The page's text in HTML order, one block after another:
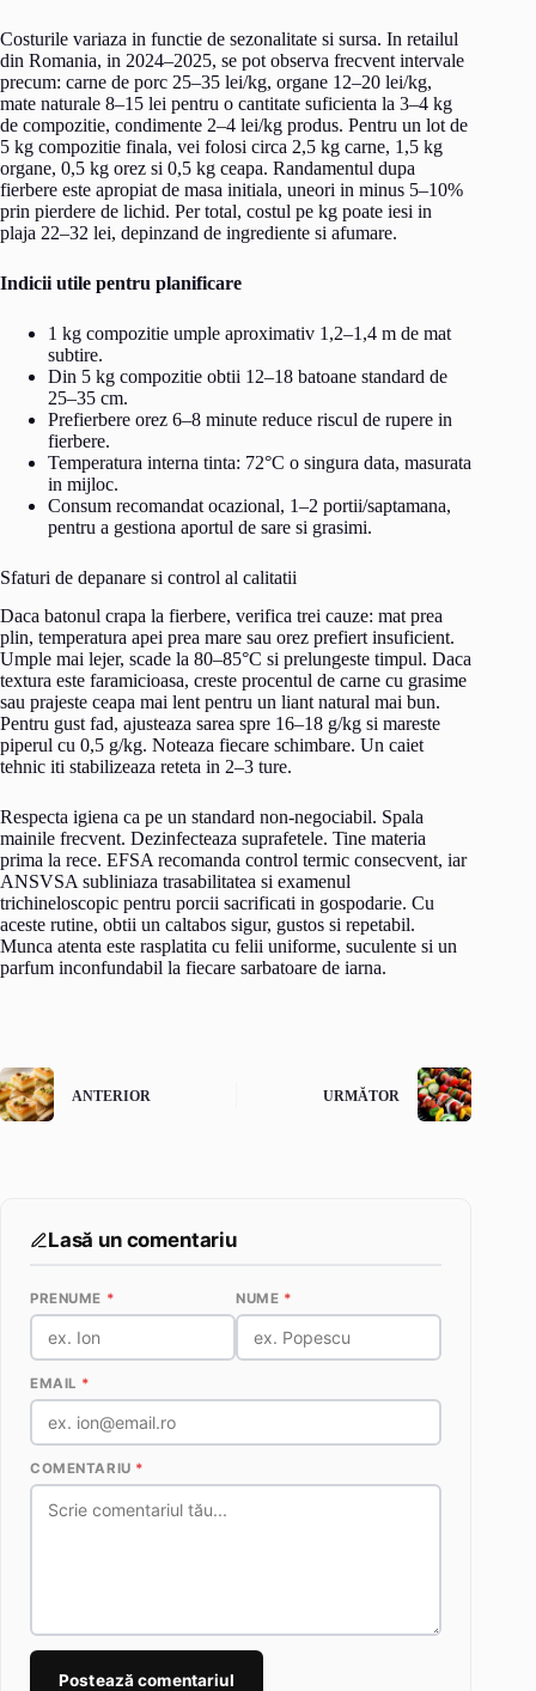
Costurile variaza in functie de sezonalitate si sursa. In retailul
din Romania, in 2024–2025, se pot observa frecvent intervale
precum: carne de porc 25–35 lei/kg, organe 12–20 lei/kg,
mate naturale 8–15 lei pentru o cantitate suficienta la 3–4 kg
de compozitie, condimente 2–4 lei/kg produs. Pentru un lot de
5 kg compozitie finala, vei folosi circa 2,5 kg carne, 1,5 kg
organe, 0,5 kg orez si 0,5 kg ceapa. Randamentul dupa
fierbere este apropiat de masa initiala, uneori in minus 5–10%
prin pierdere de lichid. Per total, costul pe kg poate iesi in
plaja 22–32 lei, depinzand de ingrediente si afumare.
Indicii utile pentru planificare
1 kg compozitie umple aproximativ 1,2–1,4 m de mat
subtire.
Din 5 kg compozitie obtii 12–18 batoane standard de
25–35 cm.
Prefierbere orez 6–8 minute reduce riscul de rupere in
fierbere.
Temperatura interna tinta: 72°C o singura data, masurata
in mijloc.
Consum recomandat ocazional, 1–2 portii/saptamana,
pentru a gestiona aportul de sare si grasimi.
Sfaturi de depanare si control al calitatii
Daca batonul crapa la fierbere, verifica trei cauze: mat prea
plin, temperatura apei prea mare sau orez prefiert insuficient.
Umple mai lejer, scade la 80–85°C si prelungeste timpul. Daca
textura este faramicioasa, creste procentul de carne cu grasime
sau prajeste ceapa mai lent pentru un liant natural mai bun.
Pentru gust fad, ajusteaza sarea spre 16–18 g/kg si mareste
piperul cu 0,5 g/kg. Noteaza fiecare schimbare. Un caiet
tehnic iti stabilizeaza reteta in 2–3 ture.
Respecta igiena ca pe un standard non-negociabil. Spala
mainile frecvent. Dezinfecteaza suprafetele. Tine materia
prima la rece. EFSA recomanda control termic consecvent, iar
ANSVSA subliniaza trasabilitatea si examenul
trichineloscopic pentru porcii sacrificati in gospodarie. Cu
aceste rutine, obtii un caltabos sigur, gustos si repetabil.
Munca atenta este rasplatita cu felii uniforme, suculente si un
parfum inconfundabil la fiecare sarbatoare de iarna.
ANTERIOR URMĂTOR
Lasă un comentariu
PRENUME * NUME *
EMAIL *
COMENTARIU *
Postează comentariul